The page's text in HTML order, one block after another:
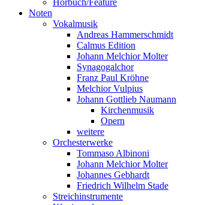
Hörbuch/Feature
Noten
Vokalmusik
Andreas Hammerschmidt
Calmus Edition
Johann Melchior Molter
Synagogalchor
Franz Paul Kröhne
Melchior Vulpius
Johann Gottlieb Naumann
Kirchenmusik
Opern
weitere
Orchesterwerke
Tommaso Albinoni
Johann Melchior Molter
Johannes Gebhardt
Friedrich Wilhelm Stade
Streichinstrumente